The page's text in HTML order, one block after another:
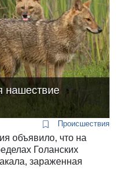
нашествие
Происшествия
объявило, что на
Голанских
зараженная